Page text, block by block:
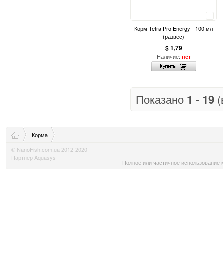
Корм Tetra Pro Energy - 100 мл
(развес)
$ 1,79
Наличие: нет
Показано 1 - 19
Корма
© NanoFish.com.ua 2012-2020
Партнер Aquasys
Полное или частичное